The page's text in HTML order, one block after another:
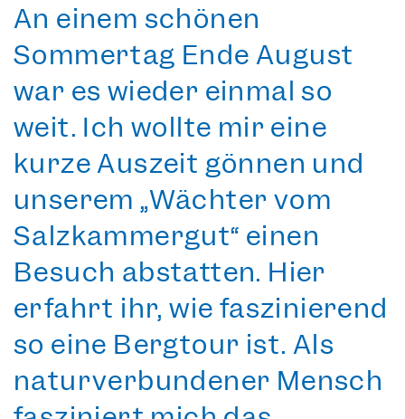
An einem schönen
Sommertag Ende August
war es wieder einmal so
weit. Ich wollte mir eine
kurze Auszeit gönnen und
unserem „Wächter vom
Salzkammergut“ einen
Besuch abstatten. Hier
erfahrt ihr, wie faszinierend
so eine Bergtour ist. Als
naturverbundener Mensch